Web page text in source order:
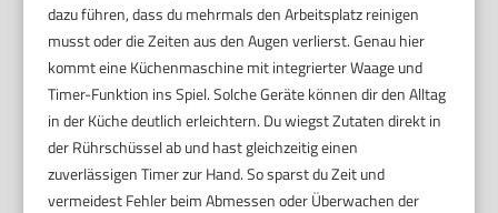
dazu führen, dass du mehrmals den Arbeitsplatz reinigen
musst oder die Zeiten aus den Augen verlierst. Genau hier
kommt eine Küchenmaschine mit integrierter Waage und
Timer-Funktion ins Spiel. Solche Geräte können dir den Alltag
in der Küche deutlich erleichtern. Du wiegst Zutaten direkt in
der Rührschüssel ab und hast gleichzeitig einen
zuverlässigen Timer zur Hand. So sparst du Zeit und
vermeidest Fehler beim Abmessen oder Überwachen der